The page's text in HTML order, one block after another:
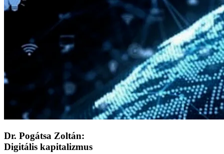
Dr. Pogátsa Zoltán:
Digitális kapitalizmus